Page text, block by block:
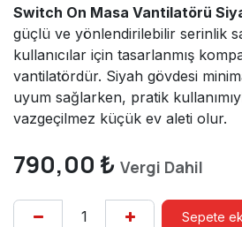
Switch On Masa Vantilatörü
güçlü ve yönlendirilebilir serinlik
kullanıcılar için tasarlanmış
vantilatördür. Siyah gövdesi
uyum sağlarken, pratik
vazgeçilmez küçük ev aleti olur.
790,00 ₺ Vergi Dahil
Sepete